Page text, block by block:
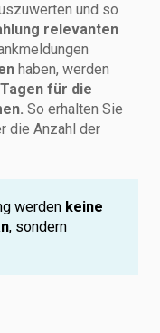
und so
relevanten
haben, werden
für die
So erhalten Sie
die Anzahl der
werden keine
, sondern